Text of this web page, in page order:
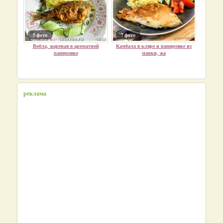
5 фото
Вобла, жареная в ароматной
панировке
7 фото
Камбала в кляре и панировке из
манки, жа
реклама